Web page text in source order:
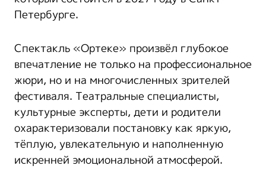
Петербурге.
Спектакль «Ортеке» произвёл глубокое
впечатление не только на профессиональное
жюри, но и на многочисленных зрителей
фестиваля. Театральные специалисты,
культурные эксперты, дети и родители
охарактеризовали постановку как яркую,
тёплую, увлекательную и наполненную
искренней эмоциональной атмосферой.